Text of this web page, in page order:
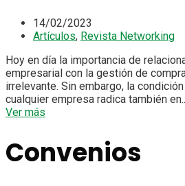
14/02/2023
Artículos, Revista Networking
Hoy en día la importancia de
empresarial con la gestión de
irrelevante. Sin embargo, la
cualquier empresa radica también
Ver más
Convenios